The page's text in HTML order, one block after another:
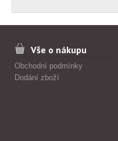
Vše o nákupu
Obchodní podmínky
Dodání zboží